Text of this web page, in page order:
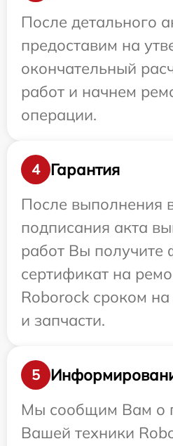
После детального
предоставим на
окончательный
работ и начнем
операции.
4
Гарантия
После выполнения
подписания акта
работ Вы
сертификат на
Roborock сроком
и запчасти.
5
Мы сообщим Вам о
Вашей техники